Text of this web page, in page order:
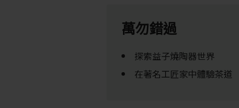
萬勿錯過
探索益子燒陶器世界
在著名工匠家中體驗茶道